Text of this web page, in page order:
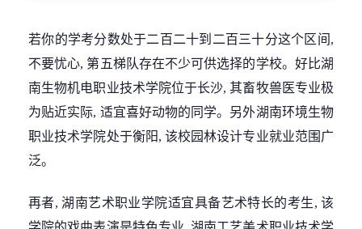
若你的学考分数处于二百二十到二百三十分这个区间,
不要忧心, 第五梯队存在不少可供选择的学校。好比湖
南生物机电职业技术学院位于长沙, 其畜牧兽医专业极
为贴近实际, 适宜喜好动物的同学。另外湖南环境生物
职业技术学院处于衡阳, 该校园林设计专业就业范围广
泛。
再者, 湖南艺术职业学院适宜具备艺术特长的考生, 该